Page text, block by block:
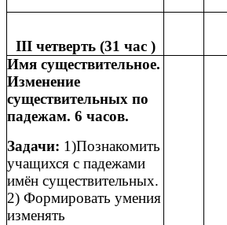
III четверть (31 час )
Имя существительное.
Изменение
существительных по
падежам. 6 часов.
Задачи: 1)Познакомить
учащихся с падежами
имён существительных.
2) Формировать умения
изменять